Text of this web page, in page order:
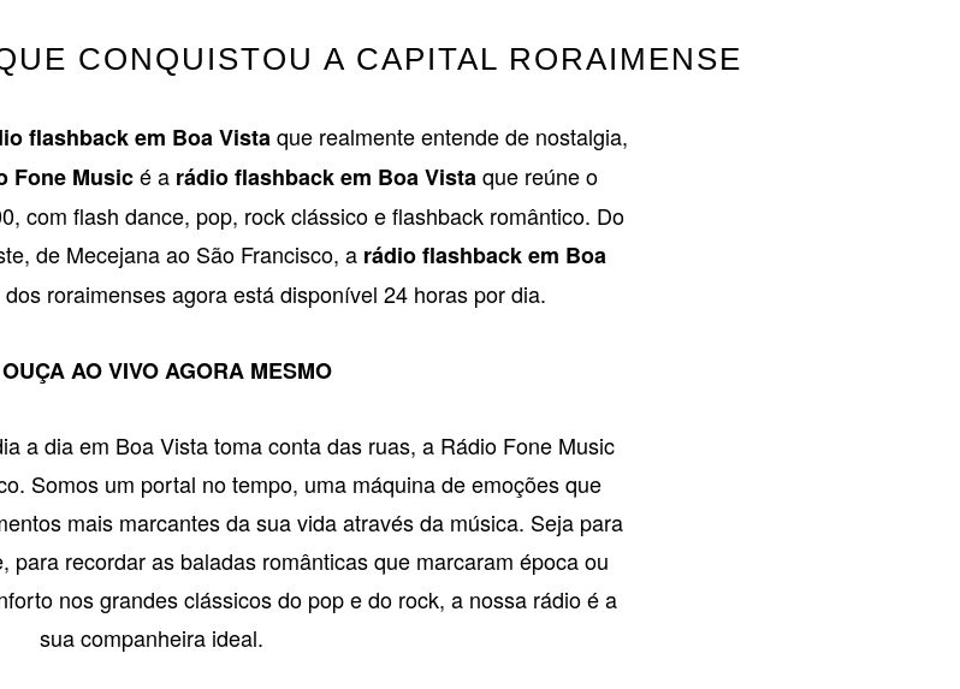
CONQUISTOU A CAPITAL RORAIMENSE
flashback em Boa Vistaque realmente entende de nostalgia,
Fone Musicé a rádio flashback em Boa Vistaque reúne o
com flash dance, pop, rock clássico e flashback romântico. Do
de Mecejana ao São Francisco, a rádio flashback em Boa
roraimenses agora está disponível 24 horas por dia.
OUÇA AO VIVO AGORA MESMO
a dia em Boa Vista toma conta das ruas, a Rádio Fone Music
Somos um portal no tempo, uma máquina de emoções que
mais marcantes da sua vida através da música. Seja para
para recordar as baladas românticas que marcaram época ou
nos grandes clássicos do pop e do rock, a nossa rádio é a
sua companheira ideal.